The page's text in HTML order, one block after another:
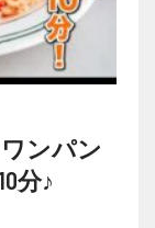
ンパン
分♪